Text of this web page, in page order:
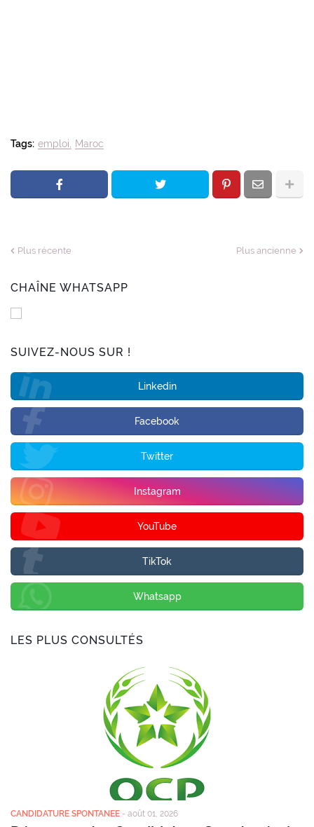
Tags: emploi Maroc
Plus récente Plus ancienne
CHAÎNE WHATSAPP
SUIVEZ-NOUS SUR !
Linkedin
Facebook
Twitter
Instagram
YouTube
TikTok
Whatsapp
LES PLUS CONSULTÉS
CANDIDATURE SPONTANEE - août 01, 2026